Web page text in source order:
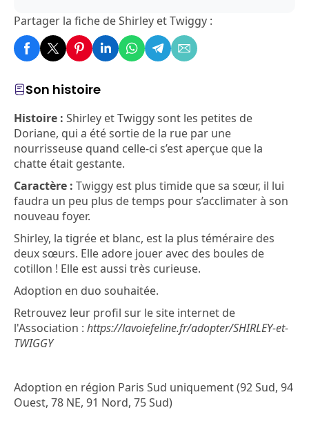
Son histoire
Histoire : Shirley et Twiggy sont les petites de
Doriane, qui a été sortie de la rue par une
nourrisseuse quand celle-ci s’est aperçue que la
chatte était gestante.
Caractère : Twiggy est plus timide que sa sœur, il lui
faudra un peu plus de temps pour s’acclimater à son
nouveau foyer.
Shirley, la tigrée et blanc, est la plus téméraire des
deux sœurs. Elle adore jouer avec des boules de
cotillon ! Elle est aussi très curieuse.
Adoption en duo souhaitée.
Retrouvez leur profil sur le site internet de
l'Association : https://lavoiefeline.fr/adopter/SHIRLEY-et-
TWIGGY
Adoption en région Paris Sud uniquement (92 Sud, 94
Ouest, 78 NE, 91 Nord, 75 Sud)
Partager la fiche de Shirley et Twiggy :